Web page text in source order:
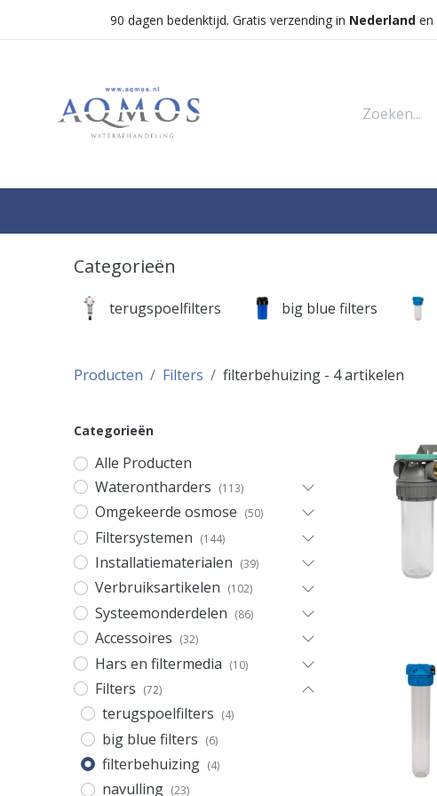
90 dagen bedenktijd. Gratis verzending in Nederlanden
Categorieën
terugspoelfilters big blue filters
Producten Filters filterbehuizing- 4 artikelen
Categorieën
Alle Producten
Waterontharders (113)
Omgekeerde osmose (50)
Filtersystemen (144)
Installatiematerialen (39)
Verbruiksartikelen (102)
Systeemonderdelen (86)
Accessoires (32)
Hars en filtermedia (10)
Filters (72)
terugspoelfilters (4)
big blue filters (6)
filterbehuizing (4)
navulling (23)